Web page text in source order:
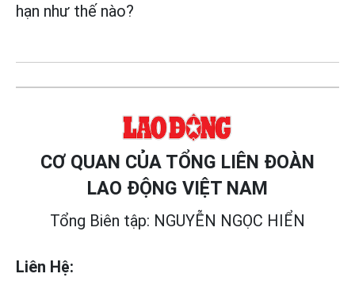
hạn như thế nào?
CƠ QUAN CỦA TỔNG LIÊN ĐOÀN
LAO ĐỘNG VIỆT NAM
Tổng Biên tập: NGUYỄN NGỌC HIỂN
Liên Hệ: